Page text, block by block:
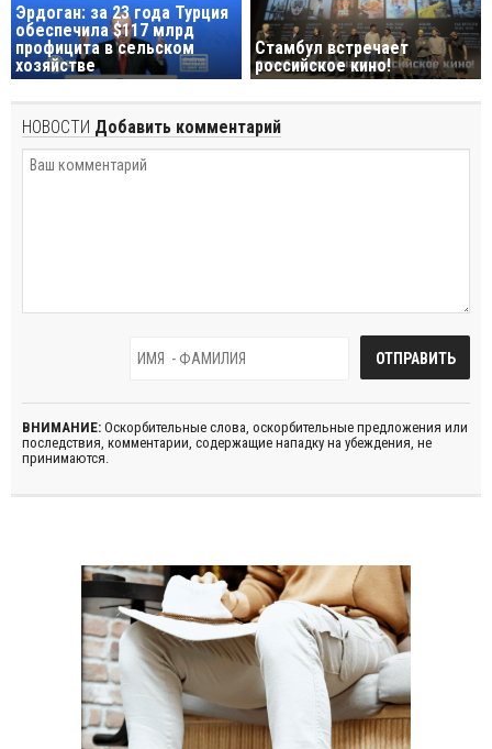
Эрдоган: за 23 года Турция
обеспечила $117 млрд
профицита в сельском
хозяйстве
Стамбул встречает
российское кино!
НОВОСТИ Добавить комментарий
ВНИМАНИЕ: Оскорбительные слова, оскорбительные предложения или
последствия, комментарии, содержащие нападку на убеждения, не
принимаются.